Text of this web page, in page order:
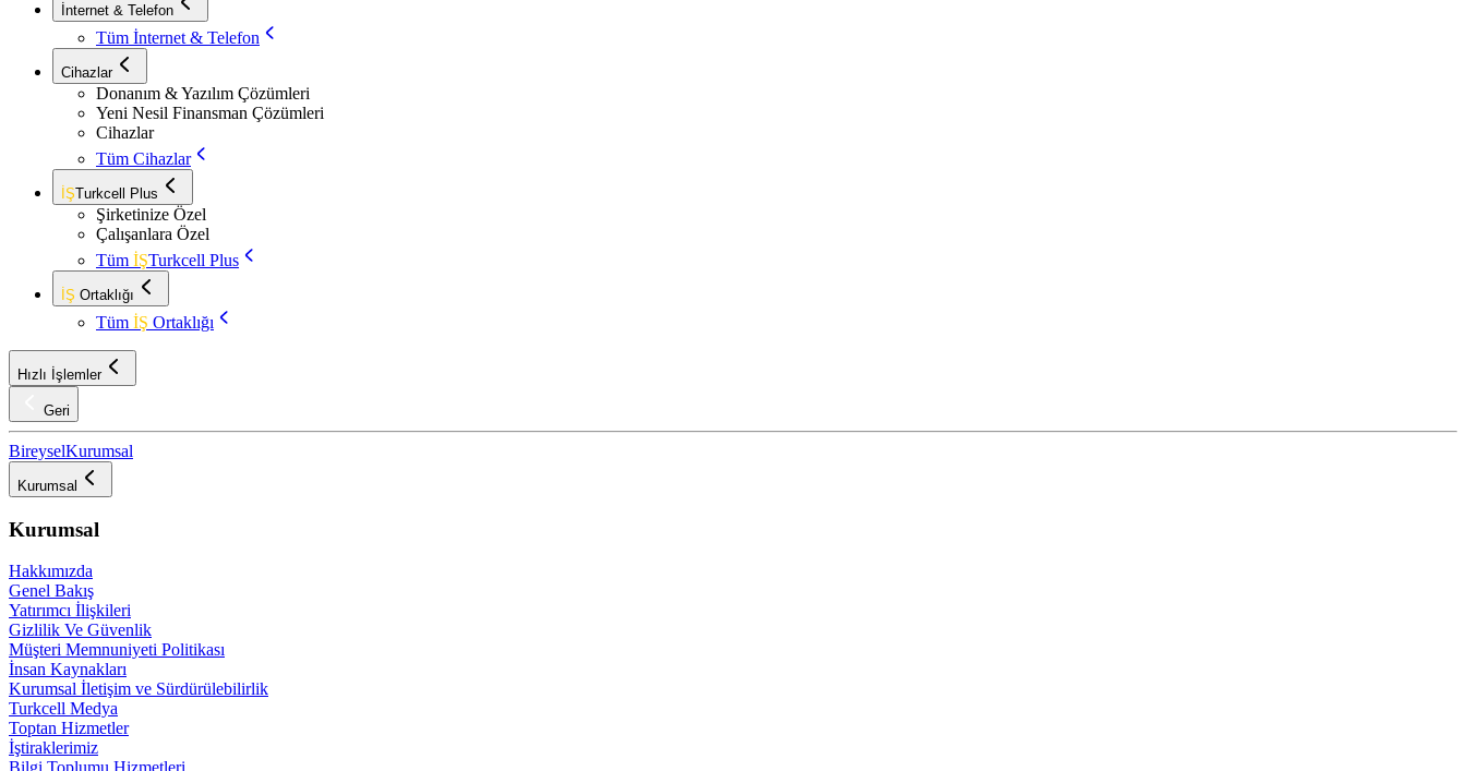
İnternet & Telefon
Tüm İnternet & Telefon
Cihazlar
Donanım & Yazılım Çözümleri
Yeni Nesil Finansman Çözümleri
Cihazlar
Tüm Cihazlar
İŞTurkcell Plus
Şirketinize Özel
Çalışanlara Özel
Tüm İŞTurkcell Plus
İŞ Ortaklığı
Tüm İŞ Ortaklığı
Hızlı İşlemler
Geri
BireyselKurumsal
Kurumsal
Kurumsal
Hakkımızda
Genel Bakış
Yatırımcı İlişkileri
Gizlilik Ve Güvenlik
Müşteri Memnuniyeti Politikası
İnsan Kaynakları
Kurumsal İletişim ve Sürdürülebilirlik
Turkcell Medya
Toptan Hizmetler
İştiraklerimiz